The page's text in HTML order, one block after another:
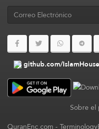
github.com/
Sobre